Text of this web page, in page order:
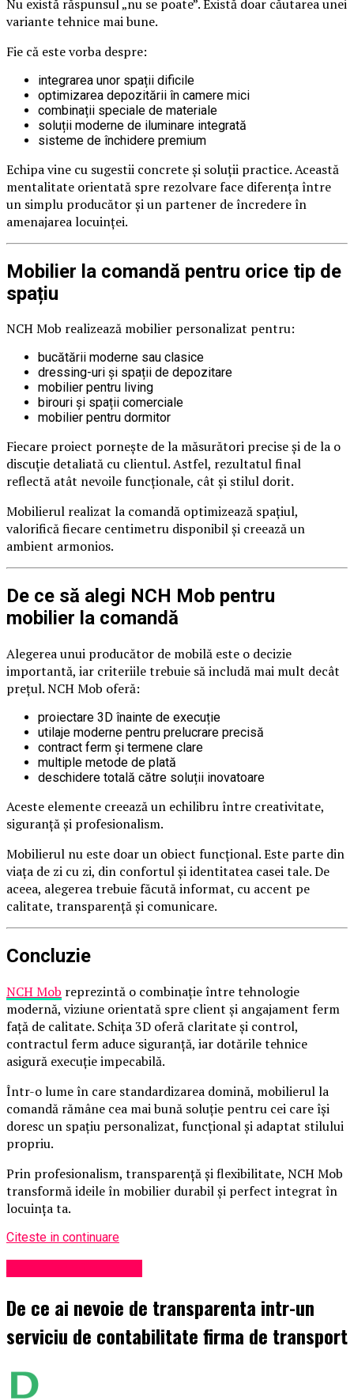
Nu există răspunsul „nu se poate”. Există doar căutarea unei
variante tehnice mai bune.
Fie că este vorba despre:
integrarea unor spații dificile
optimizarea depozitării în camere mici
combinații speciale de materiale
soluții moderne de iluminare integrată
sisteme de închidere premium
Echipa vine cu sugestii concrete și soluții practice. Această
mentalitate orientată spre rezolvare face diferența între
un simplu producător și un partener de încredere în
amenajarea locuinței.
Mobilier la comandă pentru orice tip de
spațiu
NCH Mob realizează mobilier personalizat pentru:
bucătării moderne sau clasice
dressing-uri și spații de depozitare
mobilier pentru living
birouri și spații comerciale
mobilier pentru dormitor
Fiecare proiect pornește de la măsurători precise și de la o
discuție detaliată cu clientul. Astfel, rezultatul final
reflectă atât nevoile funcționale, cât și stilul dorit.
Mobilierul realizat la comandă optimizează spațiul,
valorifică fiecare centimetru disponibil și creează un
ambient armonios.
De ce să alegi NCH Mob pentru
mobilier la comandă
Alegerea unui producător de mobilă este o decizie
importantă, iar criteriile trebuie să includă mai mult decât
prețul. NCH Mob oferă:
proiectare 3D înainte de execuție
utilaje moderne pentru prelucrare precisă
contract ferm și termene clare
multiple metode de plată
deschidere totală către soluții inovatoare
Aceste elemente creează un echilibru între creativitate,
siguranță și profesionalism.
Mobilierul nu este doar un obiect funcțional. Este parte din
viața de zi cu zi, din confortul și identitatea casei tale. De
aceea, alegerea trebuie făcută informat, cu accent pe
calitate, transparență și comunicare.
Concluzie
NCH Mob reprezintă o combinație între tehnologie
modernă, viziune orientată spre client și angajament ferm
față de calitate. Schița 3D oferă claritate și control,
contractul ferm aduce siguranță, iar dotările tehnice
asigură execuție impecabilă.
Într-o lume în care standardizarea domină, mobilierul la
comandă rămâne cea mai bună soluție pentru cei care își
doresc un spațiu personalizat, funcțional și adaptat stilului
propriu.
Prin profesionalism, transparență și flexibilitate, NCH Mob
transformă ideile în mobilier durabil și perfect integrat în
locuința ta.
Citeste in continuare
De ce ai nevoie de transparenta intr-un
serviciu de contabilitate firma de transport